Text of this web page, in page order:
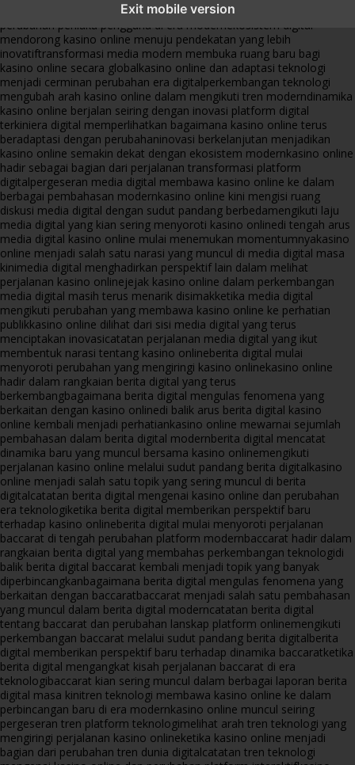
Exit mobile version
perkembangan kasino online mencerminkan
perubahan perilaku pengguna di era modernekosistem digital
mendorong kasino online menuju pendekatan yang lebih
inovatiftransformasi media modern membuka ruang baru bagi
kasino online secara globalkasino online dan adaptasi teknologi
menjadi cerminan perubahan era digitalperkembangan teknologi
mengubah arah kasino online dalam mengikuti tren moderndinamika
kasino online berjalan seiring dengan inovasi platform digital
terkiniera digital memperlihatkan bagaimana kasino online terus
beradaptasi dengan perubahaninovasi berkelanjutan menjadikan
kasino online semakin dekat dengan ekosistem modernkasino online
hadir sebagai bagian dari perjalanan transformasi platform
digitalpergeseran media digital membawa kasino online ke dalam
berbagai pembahasan modernkasino online kini mengisi ruang
diskusi media digital dengan sudut pandang berbedamengikuti laju
media digital yang kian sering menyoroti kasino onlinedi tengah arus
media digital kasino online mulai menemukan momentumnyakasino
online menjadi salah satu narasi yang muncul di media digital masa
kinimedia digital menghadirkan perspektif lain dalam melihat
perjalanan kasino onlinejejak kasino online dalam perkembangan
media digital masih terus menarik disimakketika media digital
mengikuti perubahan yang membawa kasino online ke perhatian
publikkasino online dilihat dari sisi media digital yang terus
menciptakan inovasicatatan perjalanan media digital yang ikut
membentuk narasi tentang kasino onlineberita digital mulai
menyoroti perubahan yang mengiringi kasino onlinekasino online
hadir dalam rangkaian berita digital yang terus
berkembangbagaimana berita digital mengulas fenomena yang
berkaitan dengan kasino onlinedi balik arus berita digital kasino
online kembali menjadi perhatiankasino online mewarnai sejumlah
pembahasan dalam berita digital modernberita digital mencatat
dinamika baru yang muncul bersama kasino onlinemengikuti
perjalanan kasino online melalui sudut pandang berita digitalkasino
online menjadi salah satu topik yang sering muncul di berita
digitalcatatan berita digital mengenai kasino online dan perubahan
era teknologiketika berita digital memberikan perspektif baru
terhadap kasino onlineberita digital mulai menyoroti perjalanan
baccarat di tengah perubahan platform modernbaccarat hadir dalam
rangkaian berita digital yang membahas perkembangan teknologidi
balik berita digital baccarat kembali menjadi topik yang banyak
diperbincangkanbagaimana berita digital mengulas fenomena yang
berkaitan dengan baccaratbaccarat menjadi salah satu pembahasan
yang muncul dalam berita digital moderncatatan berita digital
tentang baccarat dan perubahan lanskap platform onlinemengikuti
perkembangan baccarat melalui sudut pandang berita digitalberita
digital memberikan perspektif baru terhadap dinamika baccaratketika
berita digital mengangkat kisah perjalanan baccarat di era
teknologibaccarat kian sering muncul dalam berbagai laporan berita
digital masa kinitren teknologi membawa kasino online ke dalam
perbincangan baru di era modernkasino online muncul seiring
pergeseran tren platform teknologimelihat arah tren teknologi yang
mengiringi perjalanan kasino onlineketika kasino online menjadi
bagian dari perubahan tren dunia digitalcatatan tren teknologi